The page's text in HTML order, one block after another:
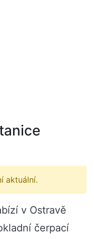
aktuální.
v Ostravě
čerpací